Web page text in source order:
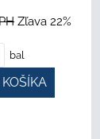
Zľava 22%
bal